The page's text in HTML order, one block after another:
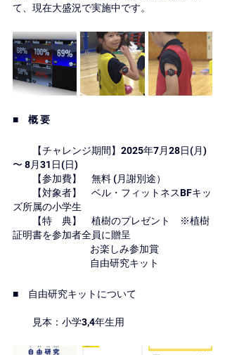
て、現在大盛況で実施中です。
■　概 要
【チャレンジ期間】2025年7⽉28⽇(月)
〜 8月31⽇(日)
【参加費】　無料 (月謝別途）
【対象者】　ベル・フィットネスBFキッ
ズ所属の小学生
【特　典】　植樹のプレゼント　※植樹
証明書を参加者全員に贈呈
お楽しみ参加賞
自由研究キット
■ 自由研究キットについて
見本：小学3,4年生用